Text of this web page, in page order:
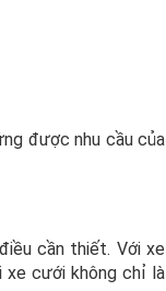
được nhu cầu của
cần thiết. Với xe
xe cưới không chỉ là